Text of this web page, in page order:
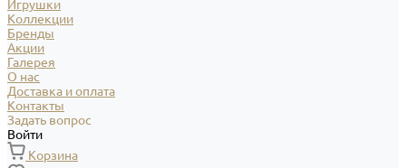
Игрушки
Коллекции
Бренды
Акции
Галерея
О нас
Доставка и оплата
Контакты
Задать вопрос
Войти
Корзина